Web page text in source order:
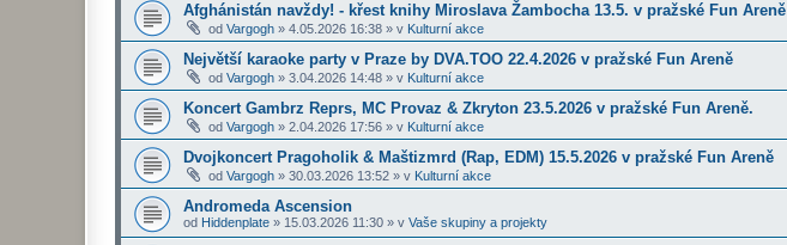
Afghánistán navždy! - křest knihy Miroslava Žambocha 13.5. v pražské Fun Areně
od Vargogh » 4.05.2026 16:38 » v Kulturní akce
Největší karaoke party v Praze by DVA.TOO 22.4.2026 v pražské Fun Areně
od Vargogh » 3.04.2026 14:48 » v Kulturní akce
Koncert Gambrz Reprs, MC Provaz & Zkryton 23.5.2026 v pražské Fun Areně.
od Vargogh » 2.04.2026 17:56 » v Kulturní akce
Dvojkoncert Pragoholik & Maštizmrd (Rap, EDM) 15.5.2026 v pražské Fun Areně
od Vargogh » 30.03.2026 13:52 » v Kulturní akce
Andromeda Ascension
od Hiddenplate » 15.03.2026 11:30 » v Vaše skupiny a projekty